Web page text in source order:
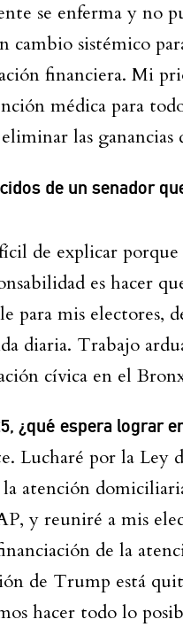
se enferma y no
cambio sistémico
financiera. Mi
médica para
las ganancias
de un senador
de explicar
es hacer
para mis electores,
diaria. Trabajo
cívica en el
¿qué espera lograr
Lucharé por la Ley
atención
y reuniré a mis
de la
de Trump está
hacer todo lo